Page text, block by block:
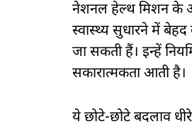
नेशनल हेल्थ मिशन के
स्वास्थ्य सुधारने में
जा सकती हैं। इन्हें
सकारात्मकता आती है।
ये छोटे-छोटे बदलाव